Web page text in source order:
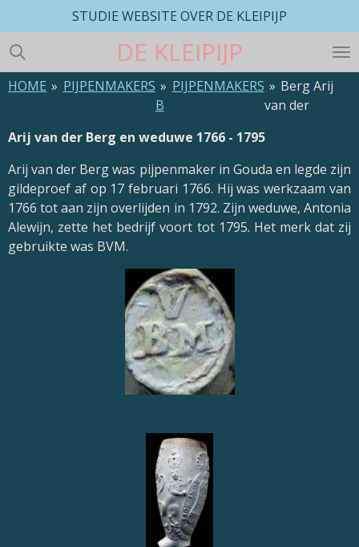
direct
naar
de
hoofdinhoud
DE KLEIPIJP
STUDIE WEBSITE OVER DE KLEIPIJP
HOME » PIJPENMAKERS » PIJPENMAKERS
B
» Berg Arij
van der
Arij van der Berg en weduwe 1766 - 1795
Arij van der Berg was pijpenmaker in Gouda en legde zijn
gildeproef af op 17 februari 1766. Hij was werkzaam van
1766 tot aan zijn overlijden in 1792. Zijn weduwe, Antonia
Alewijn, zette het bedrijf voort tot 1795. Het merk dat zij
gebruikte was BVM.